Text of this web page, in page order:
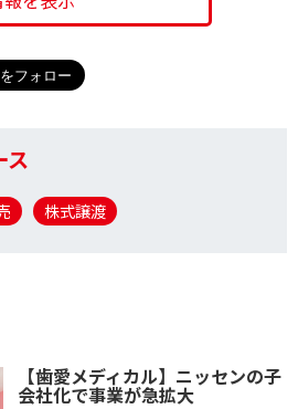
ス
株式譲渡
【歯愛メディカル】ニッセンの子
会社化で事業が急拡大